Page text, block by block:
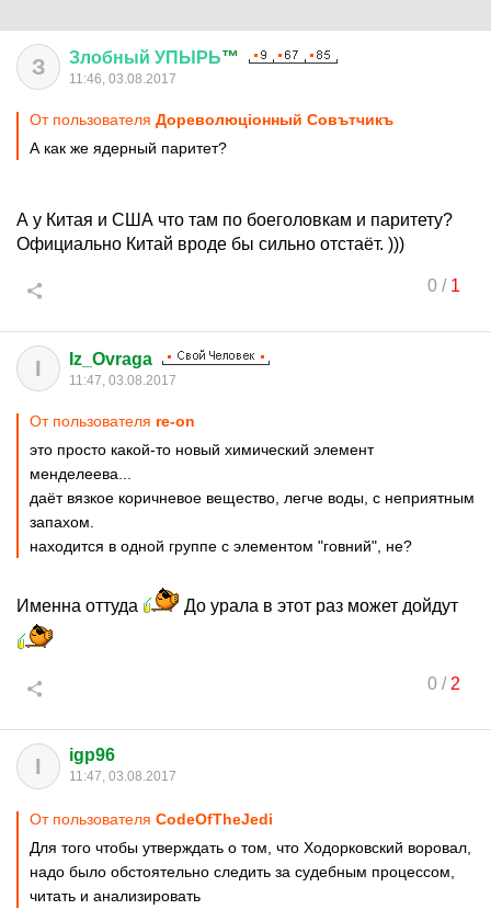
З Злобный УПЫРЬ™
11:46, 03.08.2017
От пользователя Дореволюцiонный Совътчикъ
А как же ядерный паритет?
А у Китая и США что там по боеголовкам и паритету?
Официально Китай вроде бы сильно отстаёт. )))
0/ 1
I Iz_Ovraga
11:47, 03.08.2017
От пользователя re-on
это просто какой-то новый химический элемент
менделеева...
даёт вязкое коричневое вещество, легче воды, с неприятным
запахом.
находится в одной группе с элементом "говний", не?
Именна оттуда До урала в этот раз может дойдут
0/ 2
I igp96
11:47, 03.08.2017
От пользователя CodeOfTheJedi
Для того чтобы утверждать о том, что Ходорковский воровал,
надо было обстоятельно следить за судебным процессом,
читать и анализировать